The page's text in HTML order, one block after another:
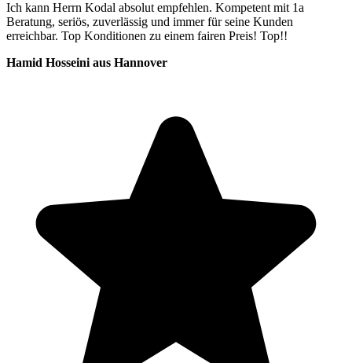
Ich kann Herrn Kodal absolut empfehlen. Kompetent mit 1a
Beratung, seriös, zuverlässig und immer für seine Kunden
erreichbar. Top Konditionen zu einem fairen Preis! Top!!
Hamid Hosseini aus Hannover